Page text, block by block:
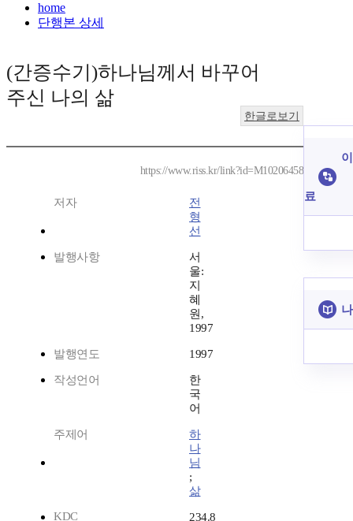
home
단행본 상세
(간증수기)하나님께서 바꾸어
주신 나의 삶
한글로보기
https://www.riss.kr/link?id=M10206458
저자
전
형
선
발행사항
서
울:
지
혜
원,
1997
발행연도 1997
작성언어
한
국
어
주제어
하
나
님
;
삶
KDC
234.8
료